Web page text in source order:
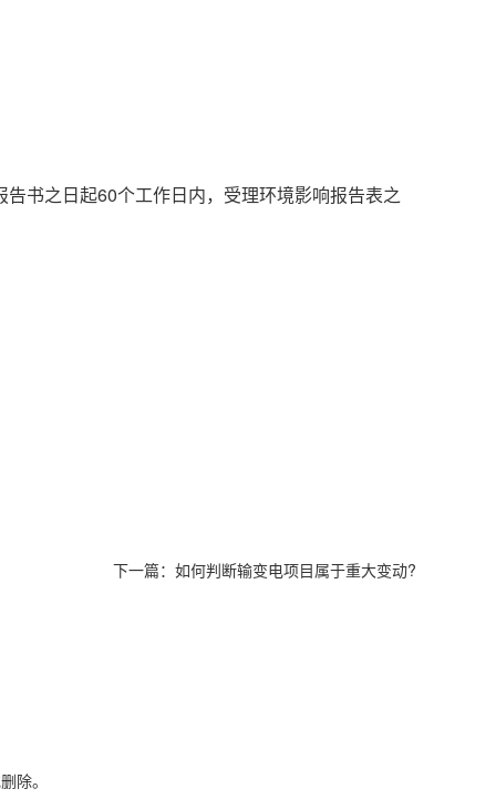
书之日起60个工作日内，受理环境影响报告表之
下一篇： 如何判断输变电项目属于重大变动?
除。